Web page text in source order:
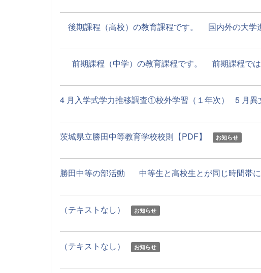
後期課程（高校）の教育課程です。 国内外の大学
前期課程（中学）の教育課程です。 前期課程で
4 月入学式学力推移調査①校外学習（１年次） 5 月異
茨城県立勝田中等教育学校校則【PDF】 お知らせ
勝田中等の部活動 中等生と高校生とが同じ時間帯に
（テキストなし） お知らせ
（テキストなし） お知らせ